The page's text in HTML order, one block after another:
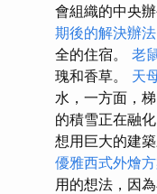
會組織的中央
期後的解決辦法
全的住宿。 老
瑰和香草。 天
水，一方面，
的積雪正在融
想用巨大的建
優雅西式外燴
用的想法，因